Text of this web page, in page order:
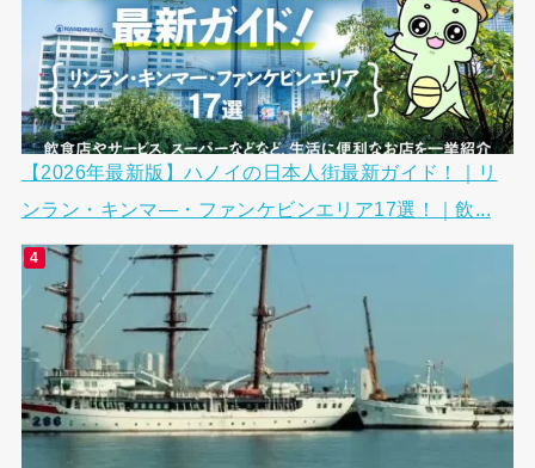
【2026年最新版】ハノイの日本人街最新ガイド！｜リ
ンラン・キンマ―・ファンケビンエリア17選！｜飲...